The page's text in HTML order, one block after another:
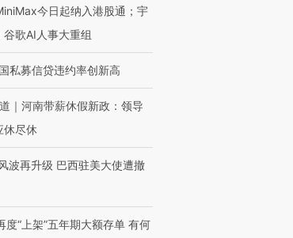
今日起纳入港股通；宇
歌AI人事大重组
私募信贷违约率创新高
｜河南带薪休假新政：领导
休尽休
波再升级 巴西驻美大使遭撤
度“上架”五年期大额存单 有何